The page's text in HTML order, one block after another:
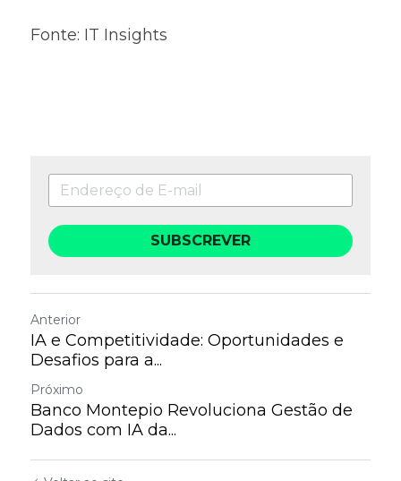
Fonte: IT Insights
SUBSCREVER
Anterior
IA e Competitividade: Oportunidades e
Desafios para a...
Próximo
Banco Montepio Revoluciona Gestão de
Dados com IA da...